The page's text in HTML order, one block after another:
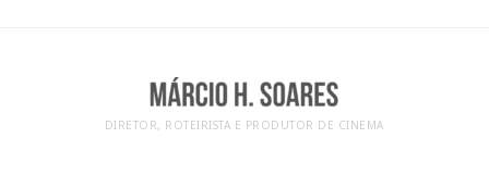
DIRETOR, ROTEIRISTA E PRODUTOR DE CINEMA